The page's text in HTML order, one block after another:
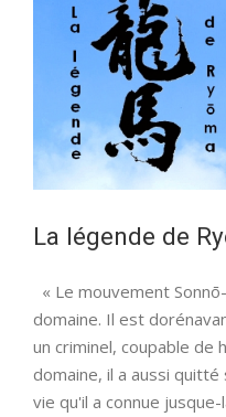
La légende de
« Le mouvement
domaine. Il est
un criminel, coupable de
domaine, il a aussi
vie qu'il a connue